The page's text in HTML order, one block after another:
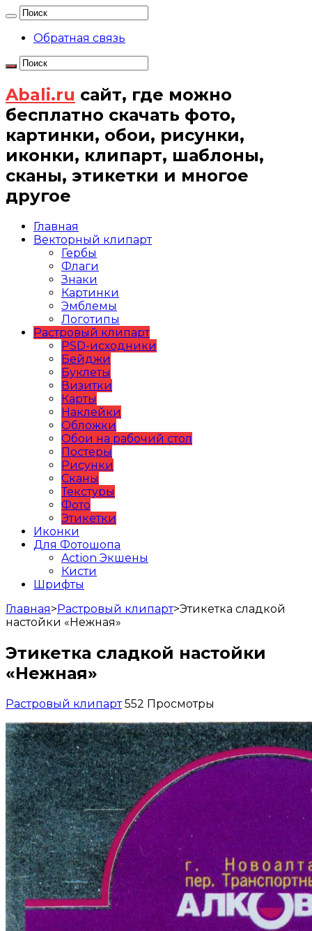
Обратная связь
Abali.ru сайт, где можно
бесплатно скачать фото,
картинки, обои, рисунки,
иконки, клипарт, шаблоны,
сканы, этикетки и многое
другое
Главная
Векторный клипарт
Гербы
Флаги
Знаки
Картинки
Эмблемы
Логотипы
Растровый клипарт
PSD-исходники
Бейджи
Буклеты
Визитки
Карты
Наклейки
Обложки
Обои на рабочий стол
Постеры
Рисунки
Сканы
Текстуры
Фото
Этикетки
Иконки
Для Фотошопа
Action Экшены
Кисти
Шрифты
Главная>Растровый клипарт>Этикетка сладкой
настойки «Нежная»
Этикетка сладкой настойки
«Нежная»
Растровый клипарт 552 Просмотры